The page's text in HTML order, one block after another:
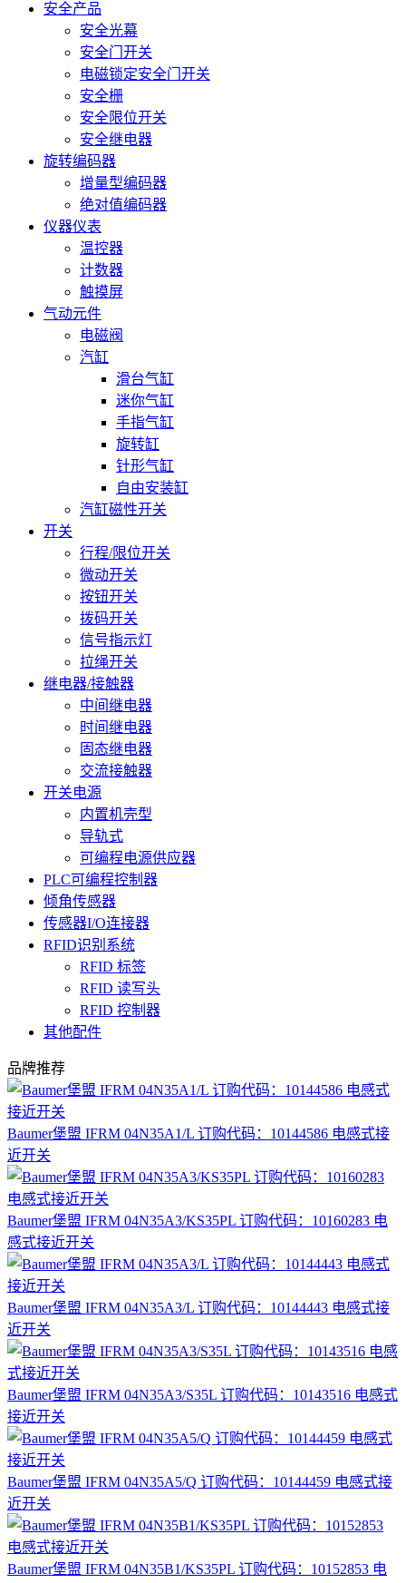
安全产品
安全光幕
安全门开关
电磁锁定安全门开关
安全栅
安全限位开关
安全继电器
旋转编码器
增量型编码器
绝对值编码器
仪器仪表
温控器
计数器
触摸屏
气动元件
电磁阀
汽缸
滑台气缸
迷你气缸
手指气缸
旋转缸
针形气缸
自由安装缸
汽缸磁性开关
开关
行程/限位开关
微动开关
按钮开关
拨码开关
信号指示灯
拉绳开关
继电器/接触器
中间继电器
时间继电器
固态继电器
交流接触器
开关电源
内置机壳型
导轨式
可编程电源供应器
PLC可编程控制器
倾角传感器
传感器I/O连接器
RFID识别系统
RFID 标签
RFID 读写头
RFID 控制器
其他配件
品牌推荐
Baumer堡盟 IFRM 04N35A1/L 订购代码：10144586 电感式接
近开关
Baumer堡盟 IFRM 04N35A3/KS35PL 订购代码：10160283 电
感式接近开关
Baumer堡盟 IFRM 04N35A3/L 订购代码：10144443 电感式接
近开关
Baumer堡盟 IFRM 04N35A3/S35L 订购代码：10143516 电感式
接近开关
Baumer堡盟 IFRM 04N35A5/Q 订购代码：10144459 电感式接
近开关
Baumer堡盟 IFRM 04N35B1/KS35PL 订购代码：10152853 电